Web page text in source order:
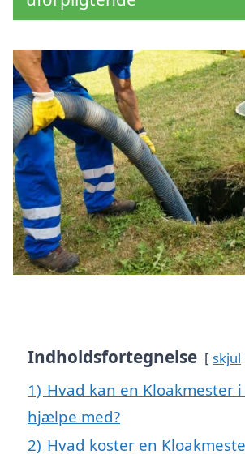
Indholdsfortegnelse skjul
1) Hvad kan en Kloakmester
hjælpe med?
2) Hvad koster en